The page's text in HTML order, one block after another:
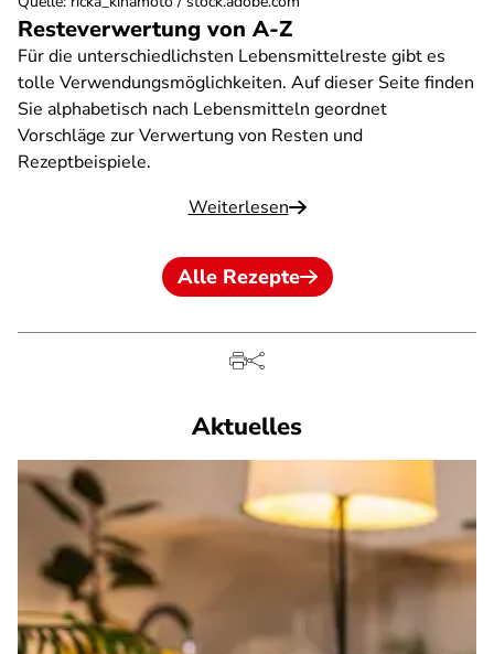
Resteverwertung von A-Z
Für die unterschiedlichsten Lebensmittelreste gibt es
tolle Verwendungsmöglichkeiten. Auf dieser Seite finden
Sie alphabetisch nach Lebensmitteln geordnet
Vorschläge zur Verwertung von Resten und
Rezeptbeispiele.
Weiterlesen
Alle Rezepte
Aktuelles